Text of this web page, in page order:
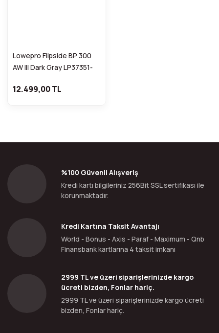
Lowepro Flipside BP 300
AW III Dark Gray LP37351-
12.499,00 TL
%100 Güvenli Alışveriş
Kredi kartı bilgileriniz 256Bit SSL sertifikası ile
korunmaktadır.
Kredi Kartına Taksit Avantajı
World - Bonus - Axis - Paraf - Maximum - Qnb
Finansbank kartlarına 4 taksit imkanı
2999 TL ve üzeri siparişlerinizde kargo
ücreti bizden, Fonlar hariç.
2999 TL ve üzeri siparişlerinizde kargo ücreti
bizden, Fonlar hariç.